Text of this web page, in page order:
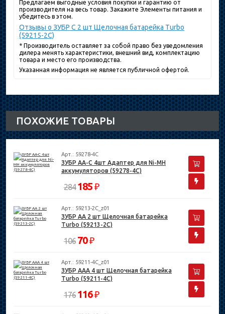
Предлагаем выгодные условия покупки и гарантию от
производителя на весь товар. Закажите Элементы питания и
убедитесь в этом.
Отзывы о ЗУБР C 2 шт Щелочная батарейка Turbo
(59215-2C)
* Производитель оставляет за собой право без уведомления
дилера менять характеристики, внешний вид, комплектацию
товара и место его производства.
Указанная информация не является публичной офертой.
ПОХОЖИЕ ТОВАРЫ
Арт.: 59278-4C
ЗУБР AA-C 4шт Адаптер для Ni-MH
аккумуляторов (59278-4C)
284 185 ₽
Арт.: 59213-2C_z01
ЗУБР АА 2 шт Щелочная батарейка
Turbo (59213-2C)
106 70₽
Арт.: 59211-4C_z01
ЗУБР ААА 4 шт Щелочная батарейка
Turbo (59211-4C)
176 116₽